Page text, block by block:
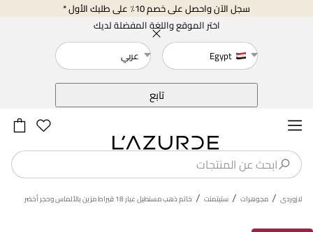
سجل الآن واحصل على خصم 10٪ على طلبك الأول *
اختر الموقع واللغة المفضلة لديك
Egypt
عربي
تابع
لازوردى / مجوهرات / ستيتمنت / خاتم ذهب مستطيل عيار 18 قيراط مزين بالألماس وحجر أخضر